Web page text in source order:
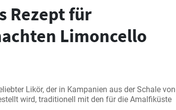
Rezept für
Limoncello
Likör, der in Kampanien aus der Schale von
wird, traditionell mit den für die Amalfiküste